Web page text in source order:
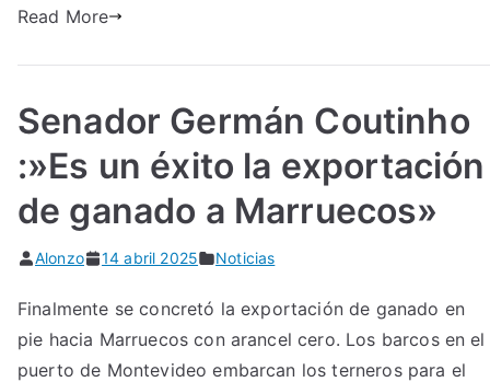
Read More
Senador Germán Coutinho
:»Es un éxito la exportación
de ganado a Marruecos»
Alonzo 14 abril 2025 Noticias
Finalmente se concretó la exportación de ganado en
pie hacia Marruecos con arancel cero. Los barcos en el
puerto de Montevideo embarcan los terneros para el